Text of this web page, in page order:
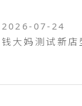
2026-07-24